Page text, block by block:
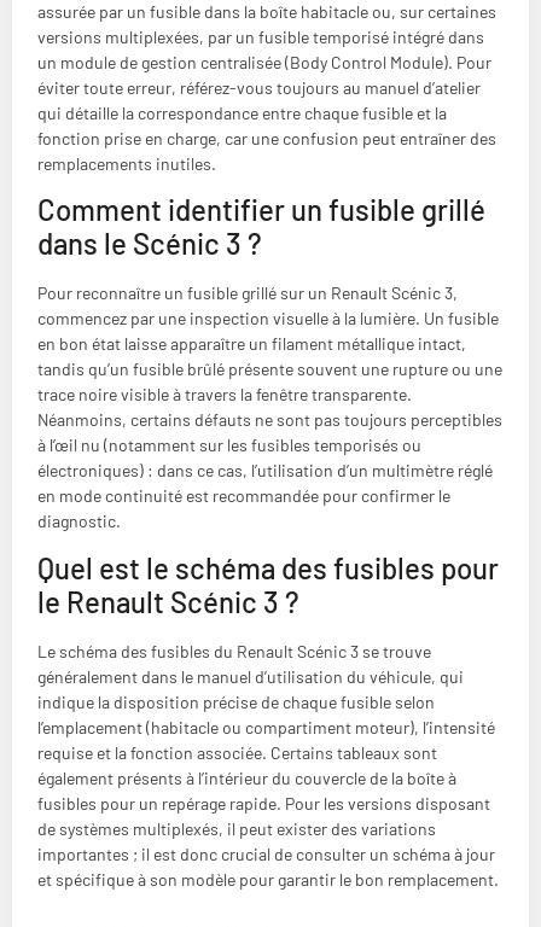
assurée par un fusible dans la boîte habitacle ou, sur certaines
versions multiplexées, par un fusible temporisé intégré dans
un module de gestion centralisée (Body Control Module). Pour
éviter toute erreur, référez-vous toujours au manuel d’atelier
qui détaille la correspondance entre chaque fusible et la
fonction prise en charge, car une confusion peut entraîner des
remplacements inutiles.
Comment identifier un fusible grillé
dans le Scénic 3 ?
Pour reconnaître un fusible grillé sur un Renault Scénic 3,
commencez par une inspection visuelle à la lumière. Un fusible
en bon état laisse apparaître un filament métallique intact,
tandis qu’un fusible brûlé présente souvent une rupture ou une
trace noire visible à travers la fenêtre transparente.
Néanmoins, certains défauts ne sont pas toujours perceptibles
à l’œil nu (notamment sur les fusibles temporisés ou
électroniques) : dans ce cas, l’utilisation d’un multimètre réglé
en mode continuité est recommandée pour confirmer le
diagnostic.
Quel est le schéma des fusibles pour
le Renault Scénic 3 ?
Le schéma des fusibles du Renault Scénic 3 se trouve
généralement dans le manuel d’utilisation du véhicule, qui
indique la disposition précise de chaque fusible selon
l’emplacement (habitacle ou compartiment moteur), l’intensité
requise et la fonction associée. Certains tableaux sont
également présents à l’intérieur du couvercle de la boîte à
fusibles pour un repérage rapide. Pour les versions disposant
de systèmes multiplexés, il peut exister des variations
importantes ; il est donc crucial de consulter un schéma à jour
et spécifique à son modèle pour garantir le bon remplacement.